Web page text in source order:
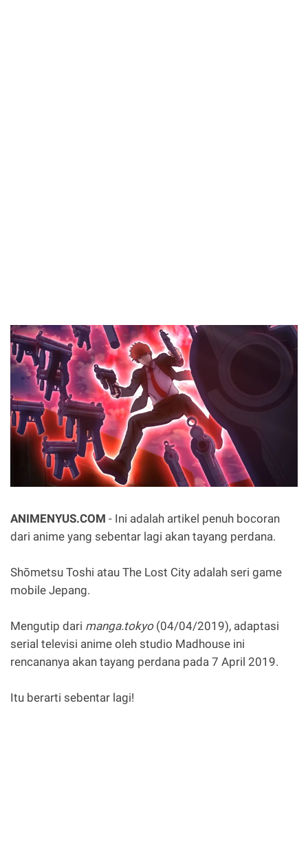
ANIMENYUS.COM - Ini adalah artikel penuh bocoran
dari anime yang sebentar lagi akan tayang perdana.
Shōmetsu Toshi atau The Lost City adalah seri game
mobile Jepang.
Mengutip dari manga.tokyo(04/04/2019), adaptasi
serial televisi anime oleh studio Madhouse ini
rencananya akan tayang perdana pada 7 April 2019.
Itu berarti sebentar lagi!